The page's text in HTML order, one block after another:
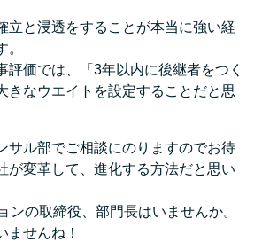
立と浸透をすることが本当に強い経
評価では、「3年以内に後継者をつく
きなウエイトを設定することだと思
サル部でご相談にのりますのでお待
が変革して、進化する方法だと思い
ンの取締役、部門長はいませんか。
ませんね！